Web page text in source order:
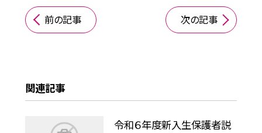
前の記事 次の記事
関連記事
令和６年度新入生保護者説